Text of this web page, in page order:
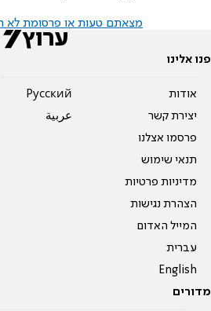
מצאתם טעות או פרסומת לא
פנו אלינו
אודות
יצירת קשר
פרסמו אצלנו
תנאי שימוש
מדיניות פרטיות
הצהרת נגישות
המייל האדום
עברית
English
Pусский
عربية
מדורים